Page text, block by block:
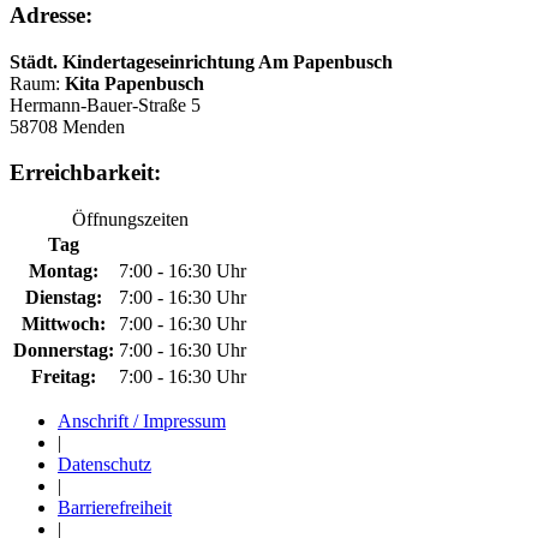
Adresse:
Städt. Kindertageseinrichtung Am Papenbusch
Raum: Kita Papenbusch
Hermann-Bauer-Straße 5
58708 Menden
Erreichbarkeit:
Öffnungszeiten
Tag
Montag:
7:00 - 16:30 Uhr
Dienstag:
7:00 - 16:30 Uhr
Mittwoch:
7:00 - 16:30 Uhr
Donnerstag: 7:00 - 16:30 Uhr
Freitag:
7:00 - 16:30 Uhr
Anschrift / Impressum
|
Datenschutz
|
Barrierefreiheit
|